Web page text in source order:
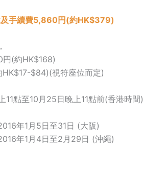
手續費5,860円(約HK$379)
(約HK$168)
$84)(視符座位而定)
點至10月25日晚上11點前(香港時間)
年1月5日至31日 (大阪)
年1月4日至2月29日 (沖繩)